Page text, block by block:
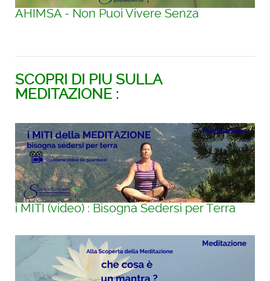
AHIMSA - Non Puoi Vivere Senza
SCOPRI DI PIU SULLA
MEDITAZIONE :
i MITI (video) : Bisogna Sedersi per Terra